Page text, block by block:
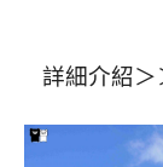
詳細介紹＞